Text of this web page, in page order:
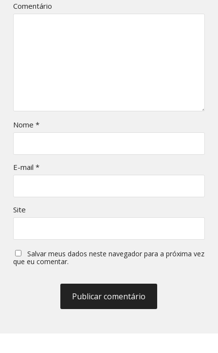
Comentário
Nome *
E-mail *
Site
Salvar meus dados neste navegador para a próxima vez
que eu comentar.